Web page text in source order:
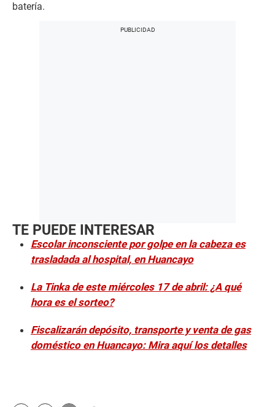
batería.
TE PUEDE INTERESAR
Escolar inconsciente por golpe en la cabeza es
trasladada al hospital, en Huancayo
La Tinka de este miércoles 17 de abril: ¿A qué
hora es el sorteo?
Fiscalizarán depósito, transporte y venta de gas
doméstico en Huancayo: Mira aquí los detalles